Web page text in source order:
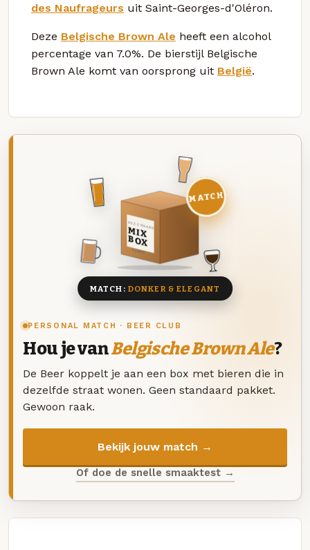
des Naufrageurs uit Saint-Georges-d'Oléron.
Deze Belgische Brown Ale heeft een alcohol
percentage van 7.0%. De bierstijl Belgische
Brown Ale komt van oorsprong uit België.
PERSONAL MATCH · BEER CLUB
Hou je vanBelgische Brown Ale?
De Beer koppelt je aan een box met bieren die in
dezelfde straat wonen. Geen standaard pakket.
Gewoon raak.
Bekijk jouw match →
Of doe de snelle smaaktest →
DEZE MAAND
MIX
BOX
8 BIEREN
MATCH
MATCH: DONKER & ELEGANT